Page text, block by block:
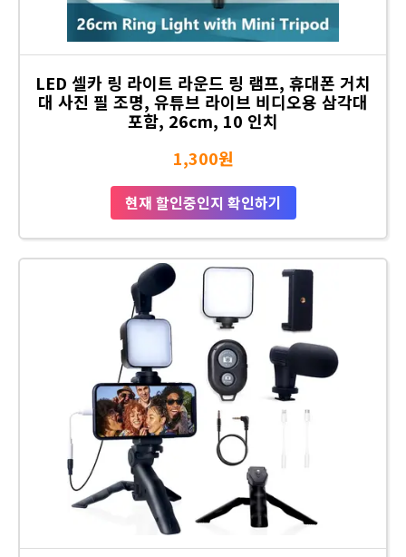
LED 셀카 링 라이트 라운드 링 램프, 휴대폰 거치
대 사진 필 조명, 유튜브 라이브 비디오용 삼각대
포함, 26cm, 10 인치
1,300원
현재 할인중인지 확인하기